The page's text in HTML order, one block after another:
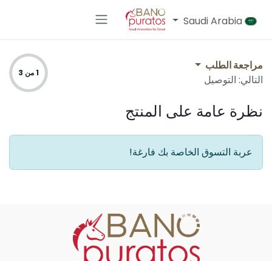
مراجعة الطلب
التالي: التوصيل
1 من 3
نظرة عامة على المنتج
عربة التسوق الخاصة بك فارغة!